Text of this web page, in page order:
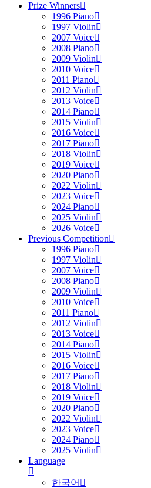
Prize Winners
1996 Piano
1997 Violin
2007 Voice
2008 Piano
2009 Violin
2010 Voice
2011 Piano
2012 Violin
2013 Voice
2014 Piano
2015 Violin
2016 Voice
2017 Piano
2018 Violin
2019 Voice
2020 Piano
2022 Violin
2023 Voice
2024 Piano
2025 Violin
2026 Voice
Previous Competition
1996 Piano
1997 Violin
2007 Voice
2008 Piano
2009 Violin
2010 Voice
2011 Piano
2012 Violin
2013 Voice
2014 Piano
2015 Violin
2016 Voice
2017 Piano
2018 Violin
2019 Voice
2020 Piano
2022 Violin
2023 Voice
2024 Piano
2025 Violin
Language
한국어